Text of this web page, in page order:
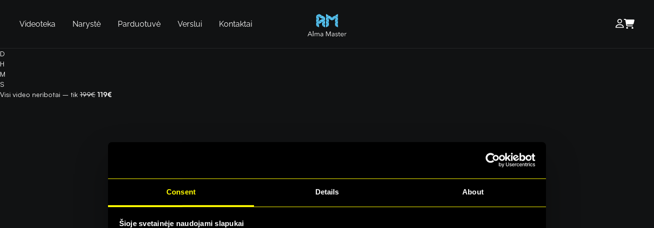
Consent Details About
Šioje svetainėje naudojami slapukai
Videoteka Narystė Parduotuvė Verslui Kontaktai
D
H
M
S
Visi video neribotai – tik 199€ 119€
Rimvydas Valatka